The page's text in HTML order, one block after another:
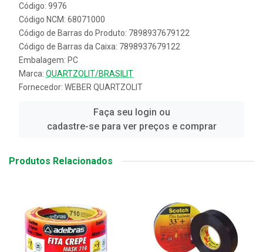
Código: 9976
Código NCM: 68071000
Código de Barras do Produto: 7898937679122
Código de Barras da Caixa: 7898937679122
Embalagem: PC
Marca: QUARTZOLIT/BRASILIT
Fornecedor: WEBER QUARTZOLIT
Faça seu login ou
cadastre-se para ver preços e comprar
Produtos Relacionados